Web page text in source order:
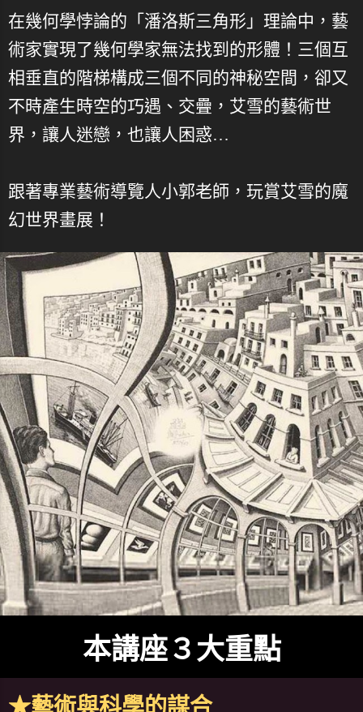
在幾何學悖論的「潘洛斯三角形」理論中，藝
術家實現了幾何學家無法找到的形體！三個互
相垂直的階梯構成三個不同的神秘空間，卻又
不時產生時空的巧遇、交疊，艾雪的藝術世
界，讓人迷戀，也讓人困惑…
跟著專業藝術導覽人小郭老師，玩賞艾雪的魔
幻世界畫展！
本講座３大重點
★藝術與科學的謀合